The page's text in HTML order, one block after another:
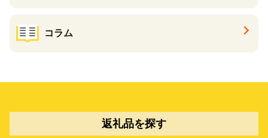
コラム
返礼品を探す